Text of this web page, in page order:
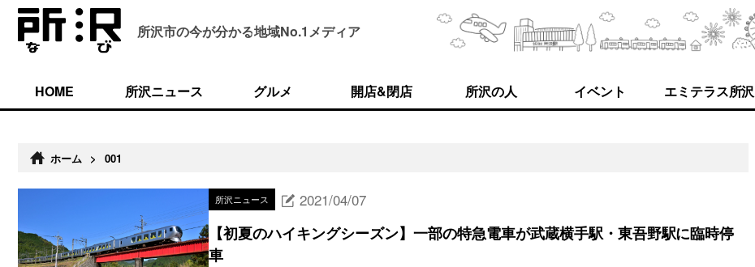
所沢市の今が分かる地域No.1メディア
HOME 所沢ニュース グルメ 開店&閉店 所沢の人 イベント エミテラス所沢
ホーム > 001
所沢ニュース 2021/04/07
【初夏のハイキングシーズン】一部の特急電車が武蔵横手駅・東吾野駅に臨時停
車